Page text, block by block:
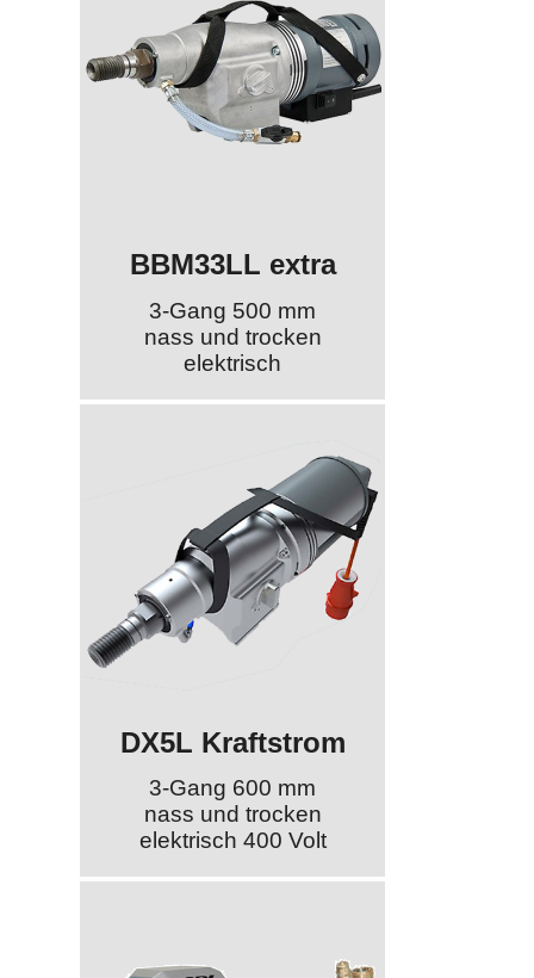
BBM33LL extra
3-Gang 500 mm
nass und trocken
elektrisch
DX5L Kraftstrom
3-Gang 600 mm
nass und trocken
elektrisch 400 Volt